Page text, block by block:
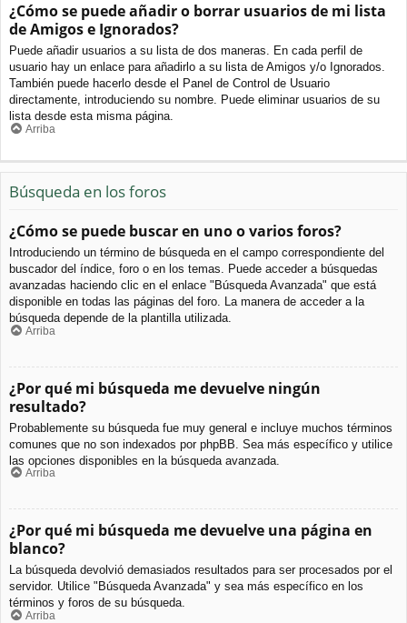
¿Cómo se puede añadir o borrar usuarios de mi lista
de Amigos e Ignorados?
Puede añadir usuarios a su lista de dos maneras. En cada perfil de
usuario hay un enlace para añadirlo a su lista de Amigos y/o Ignorados.
También puede hacerlo desde el Panel de Control de Usuario
directamente, introduciendo su nombre. Puede eliminar usuarios de su
lista desde esta misma página.
Arriba
Búsqueda en los foros
¿Cómo se puede buscar en uno o varios foros?
Introduciendo un término de búsqueda en el campo correspondiente del
buscador del índice, foro o en los temas. Puede acceder a búsquedas
avanzadas haciendo clic en el enlace "Búsqueda Avanzada" que está
disponible en todas las páginas del foro. La manera de acceder a la
búsqueda depende de la plantilla utilizada.
Arriba
¿Por qué mi búsqueda me devuelve ningún
resultado?
Probablemente su búsqueda fue muy general e incluye muchos términos
comunes que no son indexados por phpBB. Sea más específico y utilice
las opciones disponibles en la búsqueda avanzada.
Arriba
¿Por qué mi búsqueda me devuelve una página en
blanco?
La búsqueda devolvió demasiados resultados para ser procesados por el
servidor. Utilice "Búsqueda Avanzada" y sea más específico en los
términos y foros de su búsqueda.
Arriba